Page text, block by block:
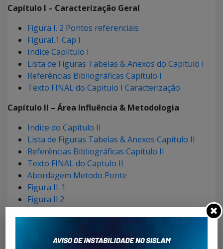
Capítulo I – Caracterização Geral
Figura I. 2 Pontos referenciais
FiguraI.1 Cap I
Indice Capiltulo I
Lista de Figuras Tabelas & Anexos do Capítulo I
Referências Bibliográficas Capítulo I
Texto FINAL do Capitulo I Caracterização
Capítulo II – Área Influência & Metodologia
Indice do Capítulo II
Lista de Figuras Tabelas & Anexos Capítulo II
Referências Bibliográficas Capítulo II
Texto FINAL do Captulo II
Abordagem Metodo Ponte
Figura II-1
Figura II.2
Figura II-7